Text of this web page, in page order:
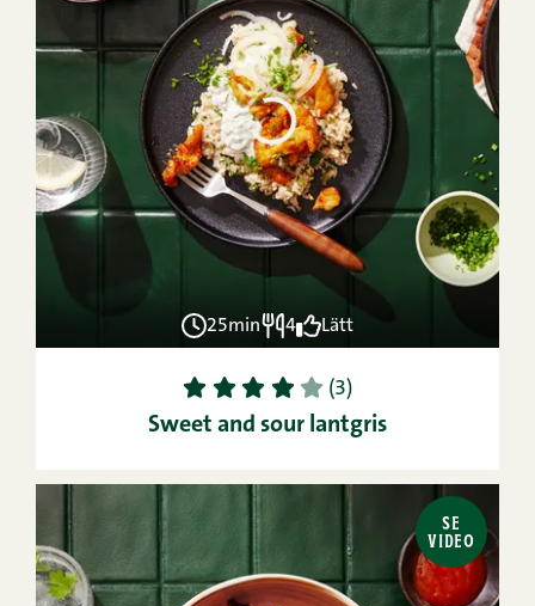
25min 4 Lätt
1 2 3 4 5 (3)
Sweet and sour lantgris
SE
VIDEO